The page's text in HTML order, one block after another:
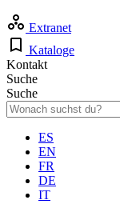
Extranet
Kataloge
Kontakt
Suche
Suche
ES
EN
FR
DE
IT